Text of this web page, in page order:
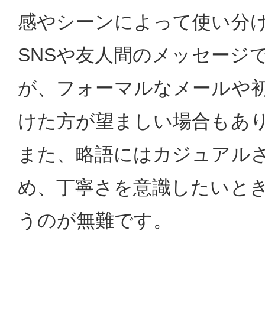
感やシーンによって使い分
SNSや友人間のメッセージ
が、フォーマルなメールや
けた方が望ましい場合もあ
また、略語にはカジュアル
め、丁寧さを意識したいと
うのが無難です。